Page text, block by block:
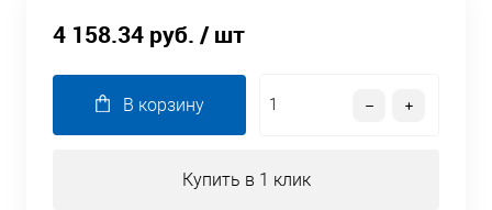
4 158.34 руб. / шт
В корзину
Купить в 1 клик